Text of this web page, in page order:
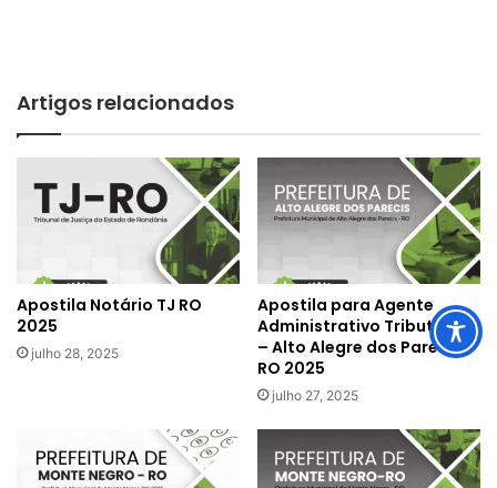
Artigos relacionados
Apostila Notário TJ RO
2025
julho 28, 2025
Apostila para Agente
Administrativo Tributário
– Alto Alegre dos Parecis
RO 2025
julho 27, 2025